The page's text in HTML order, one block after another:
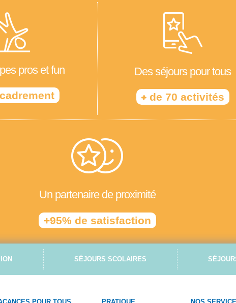
pros et fun Des séjours pour tous
+de 70 activités
Un partenaire de proximité
+95% de satisfaction
SÉJOURS SCOLAIRES